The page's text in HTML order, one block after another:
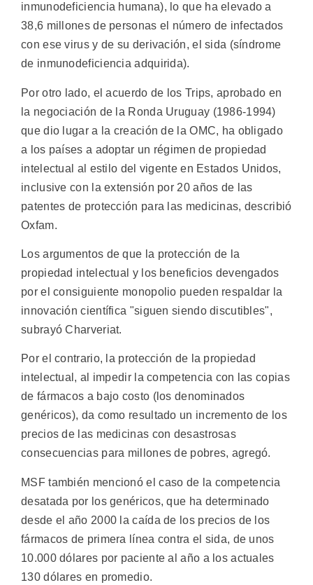
inmunodeficiencia humana), lo que ha elevado a
38,6 millones de personas el número de infectados
con ese virus y de su derivación, el sida (síndrome
de inmunodeficiencia adquirida).
Por otro lado, el acuerdo de los Trips, aprobado en
la negociación de la Ronda Uruguay (1986-1994)
que dio lugar a la creación de la OMC, ha obligado
a los países a adoptar un régimen de propiedad
intelectual al estilo del vigente en Estados Unidos,
inclusive con la extensión por 20 años de las
patentes de protección para las medicinas, describió
Oxfam.
Los argumentos de que la protección de la
propiedad intelectual y los beneficios devengados
por el consiguiente monopolio pueden respaldar la
innovación científica "siguen siendo discutibles",
subrayó Charveriat.
Por el contrario, la protección de la propiedad
intelectual, al impedir la competencia con las copias
de fármacos a bajo costo (los denominados
genéricos), da como resultado un incremento de los
precios de las medicinas con desastrosas
consecuencias para millones de pobres, agregó.
MSF también mencionó el caso de la competencia
desatada por los genéricos, que ha determinado
desde el año 2000 la caída de los precios de los
fármacos de primera línea contra el sida, de unos
10.000 dólares por paciente al año a los actuales
130 dólares en promedio.